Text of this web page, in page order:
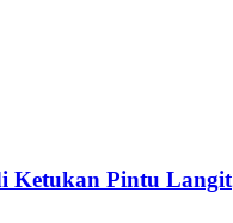
Ketukan Pintu Langit